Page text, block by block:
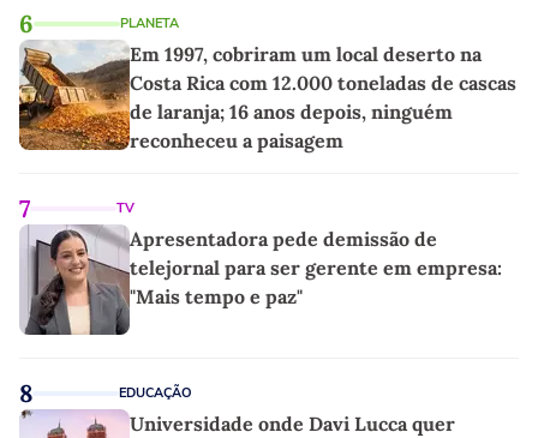
6 PLANETA
Em 1997, cobriram um local deserto na
Costa Rica com 12.000 toneladas de cascas
de laranja; 16 anos depois, ninguém
reconheceu a paisagem
7 TV
Apresentadora pede demissão de
telejornal para ser gerente em empresa:
"Mais tempo e paz"
8 EDUCAÇÃO
Universidade onde Davi Lucca quer